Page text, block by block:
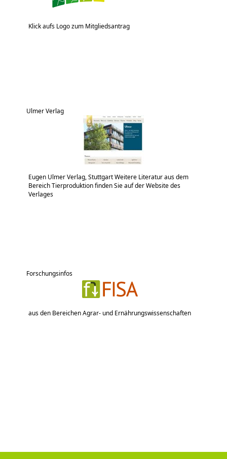
Klick aufs Logo zum Mitgliedsantrag
Ulmer Verlag
Eugen Ulmer Verlag, Stuttgart Weitere Literatur aus dem
Bereich Tierproduktion finden Sie auf der Website des
Verlages
Forschungsinfos
aus den Bereichen Agrar- und Ernährungswissenschaften